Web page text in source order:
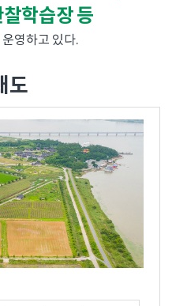
학습장 등
영하고 있다.
도